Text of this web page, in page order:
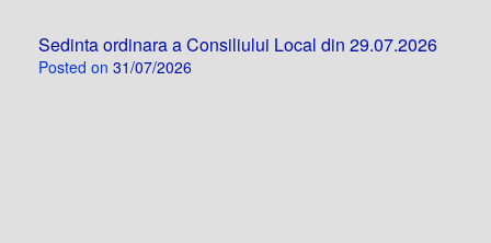
Sedinta ordinara a Consiliului Local din 29.07.2026
Posted on 31/07/2026